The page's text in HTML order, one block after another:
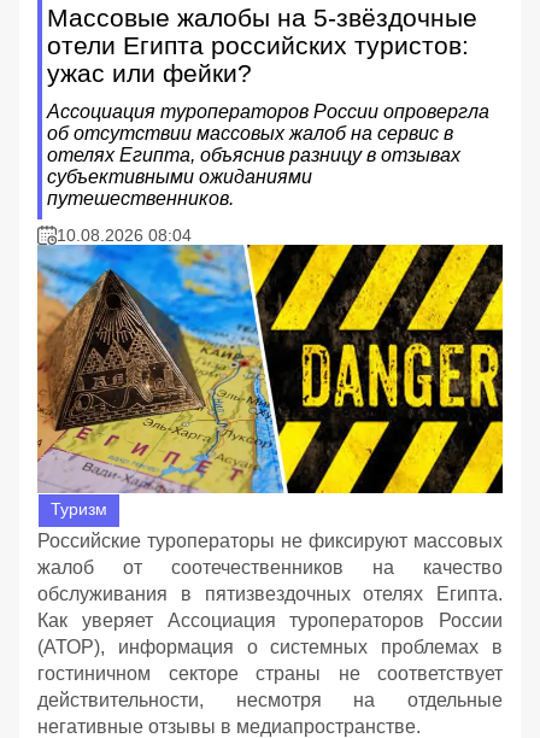
Массовые жалобы на 5-звёздочные
отели Египта российских туристов:
ужас или фейки?
Ассоциация туроператоров России опровергла
об отсутствии массовых жалоб на сервис в
отелях Египта, объяснив разницу в отзывах
субъективными ожиданиями
путешественников.
10.08.2026 08:04
Туризм
Российские туроператоры не фиксируют массовых
жалоб от соотечественников на качество
обслуживания в пятизвездочных отелях Египта.
Как уверяет Ассоциация туроператоров России
(АТОР), информация о системных проблемах в
гостиничном секторе страны не соответствует
действительности, несмотря на отдельные
негативные отзывы в медиапространстве.